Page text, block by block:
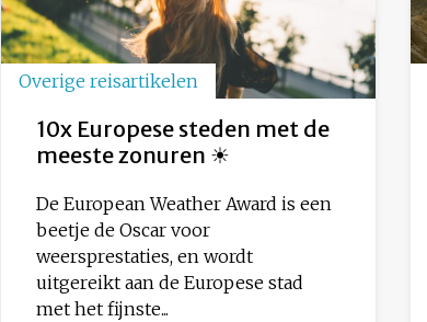
Overige reisartikelen
10x Europese steden met de
meeste zonuren ☀
De European Weather Award is een
beetje de Oscar voor
weersprestaties, en wordt
uitgereikt aan de Europese stad
met het fijnste...